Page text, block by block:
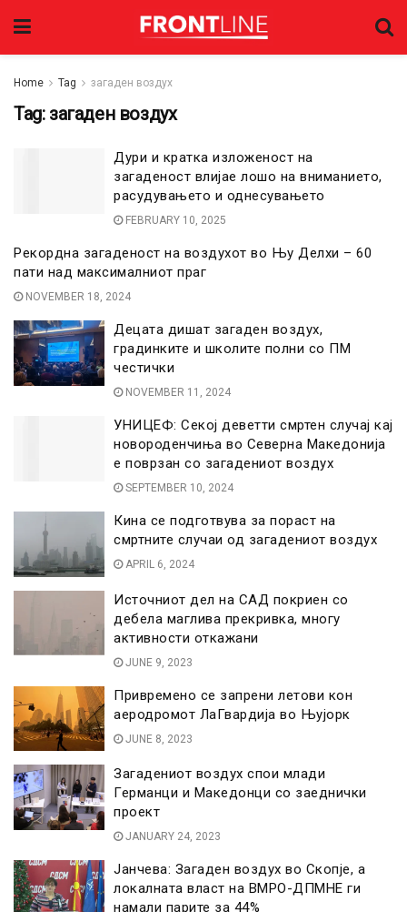
Home Tag загаден воздух
Tag: загаден воздух
Дури и кратка изложеност на
загаденост влијае лошо на вниманието,
расудувањето и однесувањето
FEBRUARY 10, 2025
Рекордна загаденост на воздухот во Њу Делхи – 60
пати над максималниот праг
NOVEMBER 18, 2024
Децата дишат загаден воздух,
градинките и школите полни со ПМ
честички
NOVEMBER 11, 2024
УНИЦЕФ: Секој деветти смртен случај кај
новороденчиња во Северна Македонија
е поврзан со загадениот воздух
SEPTEMBER 10, 2024
Кина се подготвува за пораст на
смртните случаи од загадениот воздух
APRIL 6, 2024
Источниот дел на САД покриен со
дебела маглива прекривка, многу
активности откажани
JUNE 9, 2023
Привремено се запрени летови кон
аеродромот ЛаГвардија во Њујорк
JUNE 8, 2023
Загадениот воздух спои млади
Германци и Македонци со заеднички
проект
JANUARY 24, 2023
Јанчева: Загаден воздух во Скопје, а
локалната власт на ВМРО-ДПМНЕ ги
намали парите за 44%